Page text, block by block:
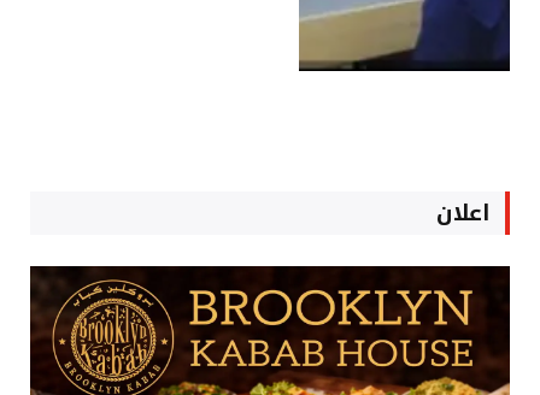
اعلان